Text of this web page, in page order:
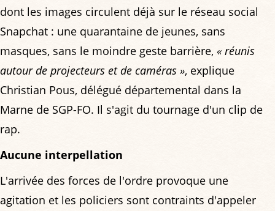
dont les images circulent déjà sur le réseau social
Snapchat : une quarantaine de jeunes, sans
masques, sans le moindre geste barrière, « réunis
autour de projecteurs et de caméras », explique
Christian Pous, délégué départemental dans la
Marne de SGP-FO. Il s'agit du tournage d'un clip de
rap.
Aucune interpellation
L'arrivée des forces de l'ordre provoque une
agitation et les policiers sont contraints d'appeler